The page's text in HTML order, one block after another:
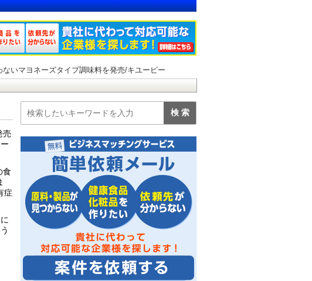
いマヨネーズタイプ調味料を発売/キユーピー
売
食
症